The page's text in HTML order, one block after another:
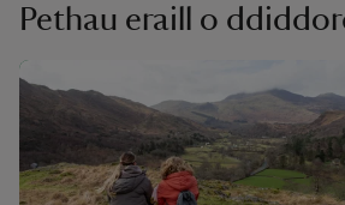
Pethau eraill o